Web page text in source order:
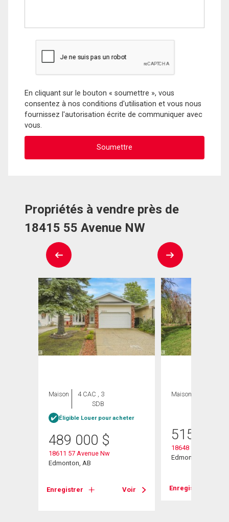
En cliquant sur le bouton « soumettre », vous
consentez à nos conditions d'utilisation et vous nous
fournissez l'autorisation écrite de communiquer avec
vous.
Propriétés à vendre près de
18415 55 Avenue NW
Maison
4 CAC , 3
SDB
Éligible Louer pour acheter
489 000 $
18611 57 Avenue Nw
Edmonton, AB
Enregistrer Voir
Maison
515 000
18648 57 Avenue
Edmonton, AB
Enregistrer